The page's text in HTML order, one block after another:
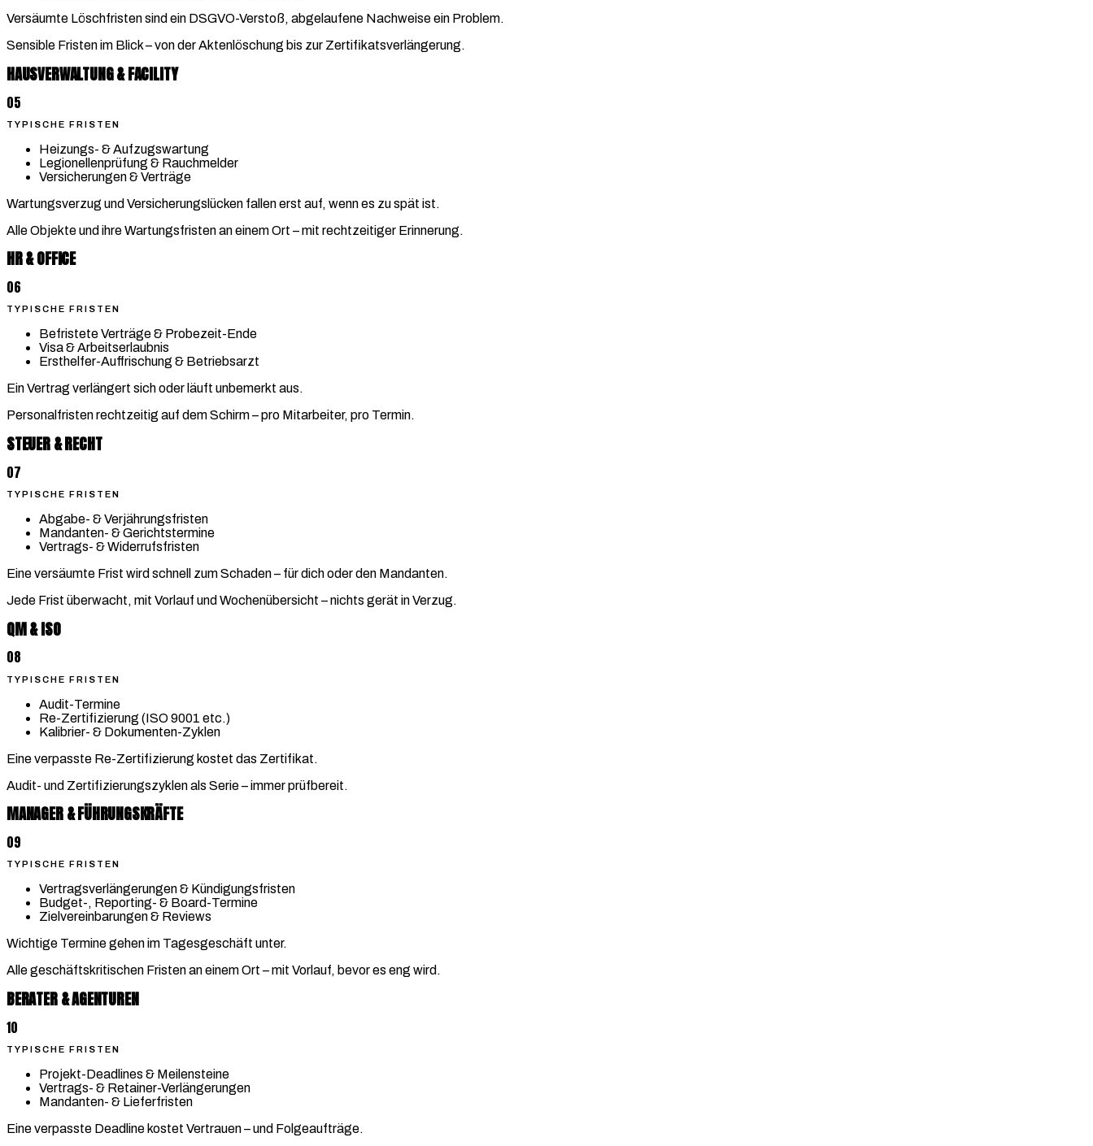
Versäumte Löschfristen sind ein DSGVO-Verstoß, abgelaufene Nachweise ein Problem.
Sensible Fristen im Blick – von der Aktenlöschung bis zur Zertifikatsverlängerung.
HAUSVERWALTUNG & FACILITY
05
TYPISCHE FRISTEN
Heizungs- & Aufzugswartung
Legionellenprüfung & Rauchmelder
Versicherungen & Verträge
Wartungsverzug und Versicherungslücken fallen erst auf, wenn es zu spät ist.
Alle Objekte und ihre Wartungsfristen an einem Ort – mit rechtzeitiger Erinnerung.
HR & OFFICE
06
TYPISCHE FRISTEN
Befristete Verträge & Probezeit-Ende
Visa & Arbeitserlaubnis
Ersthelfer-Auffrischung & Betriebsarzt
Ein Vertrag verlängert sich oder läuft unbemerkt aus.
Personalfristen rechtzeitig auf dem Schirm – pro Mitarbeiter, pro Termin.
STEUER & RECHT
07
TYPISCHE FRISTEN
Abgabe- & Verjährungsfristen
Mandanten- & Gerichtstermine
Vertrags- & Widerrufsfristen
Eine versäumte Frist wird schnell zum Schaden – für dich oder den Mandanten.
Jede Frist überwacht, mit Vorlauf und Wochenübersicht – nichts gerät in Verzug.
QM & ISO
08
TYPISCHE FRISTEN
Audit-Termine
Re-Zertifizierung (ISO 9001 etc.)
Kalibrier- & Dokumenten-Zyklen
Eine verpasste Re-Zertifizierung kostet das Zertifikat.
Audit- und Zertifizierungszyklen als Serie – immer prüfbereit.
MANAGER & FÜHRUNGSKRÄFTE
09
TYPISCHE FRISTEN
Vertragsverlängerungen & Kündigungsfristen
Budget-, Reporting- & Board-Termine
Zielvereinbarungen & Reviews
Wichtige Termine gehen im Tagesgeschäft unter.
Alle geschäftskritischen Fristen an einem Ort – mit Vorlauf, bevor es eng wird.
BERATER & AGENTUREN
10
TYPISCHE FRISTEN
Projekt-Deadlines & Meilensteine
Vertrags- & Retainer-Verlängerungen
Mandanten- & Lieferfristen
Eine verpasste Deadline kostet Vertrauen – und Folgeaufträge.